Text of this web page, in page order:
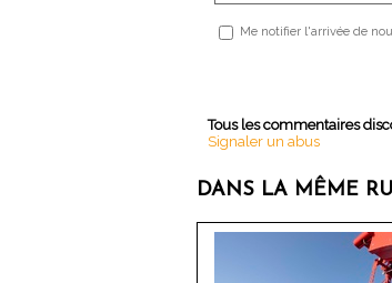
Me notifier l'arrivée de
Tous les commentaires
Signaler un abus
DANS LA MÊME